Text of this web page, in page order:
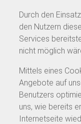
Durch den
den Nutzern
Services
nicht möglich
Mittels eines
Angebote auf
Benutzers
uns, wie bereits
Internetseite